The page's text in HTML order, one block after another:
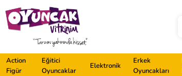
Action
Figür
Eğitici
Oyuncaklar
Elektronik
Erkek
Oyuncakları